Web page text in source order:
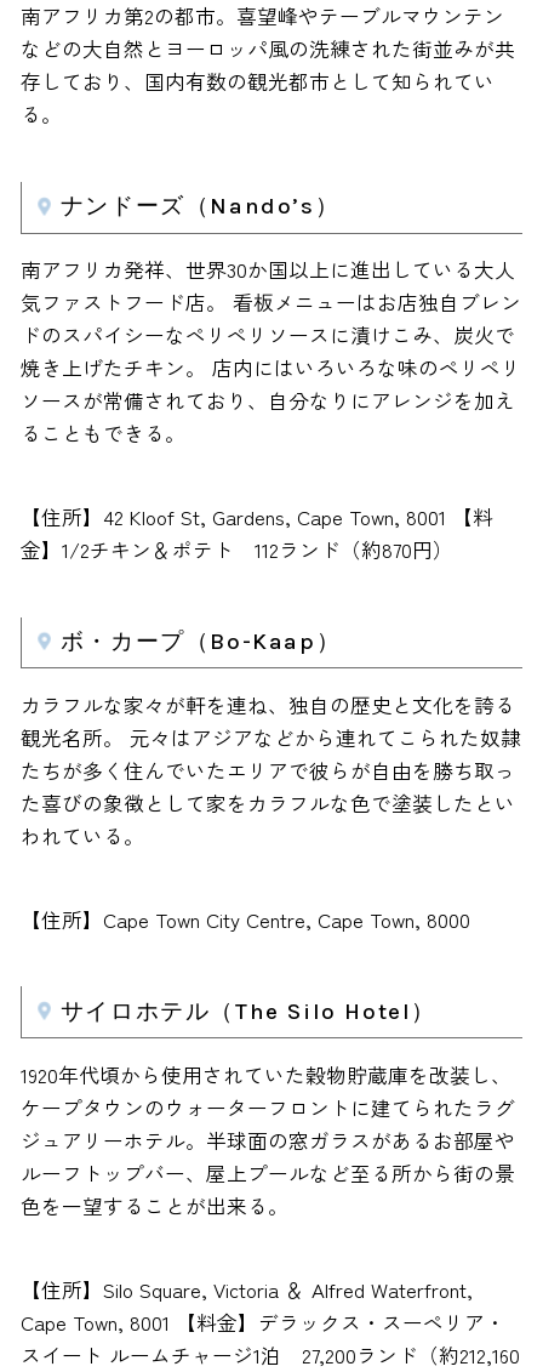
南アフリカ第2の都市。喜望峰やテーブルマウンテン
などの大自然とヨーロッパ風の洗練された街並みが共
存しており、国内有数の観光都市として知られてい
る。
ナンドーズ（Nando’s）
南アフリカ発祥、世界30か国以上に進出している大人
気ファストフード店。 看板メニューはお店独自ブレン
ドのスパイシーなペリペリソースに漬けこみ、炭火で
焼き上げたチキン。 店内にはいろいろな味のペリペリ
ソースが常備されており、自分なりにアレンジを加え
ることもできる。
【住所】42 Kloof St, Gardens, Cape Town, 8001 【料
金】1/2チキン＆ポテト 112ランド（約870円）
ボ・カープ（Bo-Kaap）
カラフルな家々が軒を連ね、独自の歴史と文化を誇る
観光名所。 元々はアジアなどから連れてこられた奴隷
たちが多く住んでいたエリアで彼らが自由を勝ち取っ
た喜びの象徴として家をカラフルな色で塗装したとい
われている。
【住所】Cape Town City Centre, Cape Town, 8000
サイロホテル（The Silo Hotel）
1920年代頃から使用されていた穀物貯蔵庫を改装し、
ケープタウンのウォーターフロントに建てられたラグ
ジュアリーホテル。半球面の窓ガラスがあるお部屋や
ルーフトップバー、屋上プールなど至る所から街の景
色を一望することが出来る。
【住所】Silo Square, Victoria ＆ Alfred Waterfront,
Cape Town, 8001 【料金】デラックス・スーペリア・
スイート ルームチャージ1泊 27,200ランド（約212,160